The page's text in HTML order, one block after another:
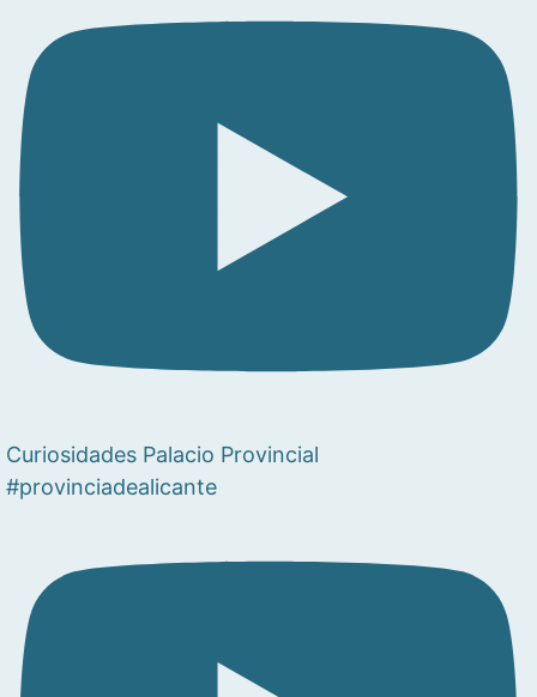
Curiosidades Palacio Provincial
#provinciadealicante